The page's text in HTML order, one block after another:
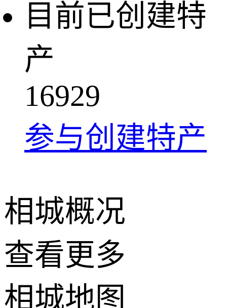
目前已创建特
产
16929
参与创建特产
相城概况
查看更多
相城地图
2 公里